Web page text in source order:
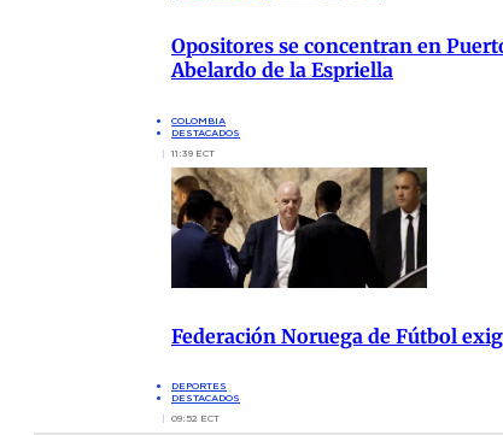
Opositores se concentran en
Abelardo de la Espriella
COLOMBIA
DESTACADOS
11:39 ECT
Federación Noruega de Fútbol
DEPORTES
DESTACADOS
09:52 ECT